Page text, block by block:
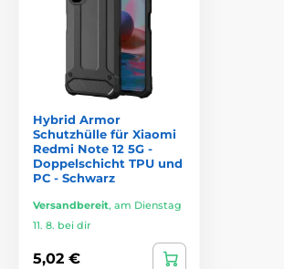
Hybrid Armor
Schutzhülle für Xiaomi
Redmi Note 12 5G -
Doppelschicht TPU und
PC - Schwarz
Versandbereit, am Dienstag
11. 8. bei dir
5,02 €